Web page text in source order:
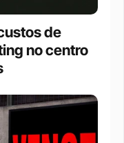
de
no centro